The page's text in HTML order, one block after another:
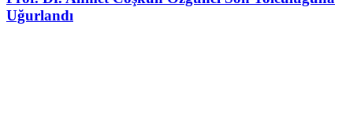
Uğurlandı